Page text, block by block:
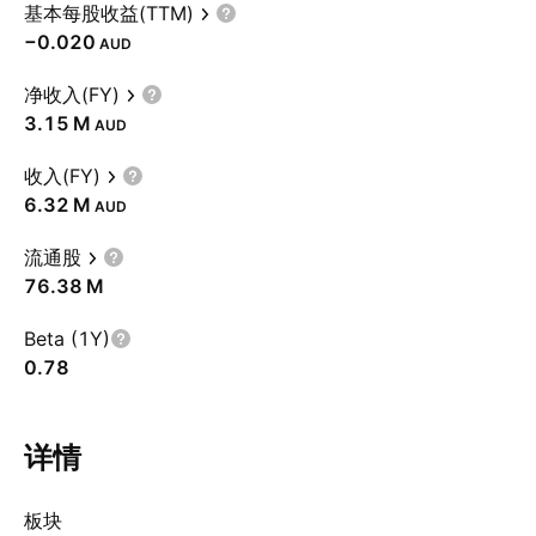
基本每股收益(TTM)
−0.020 AUD
净收入(FY)
‪3.15 M‬ AUD
收入(FY)
‪6.32 M‬ AUD
流通股
‪76.38 M‬
Beta (1Y)
0.78
详情
板块